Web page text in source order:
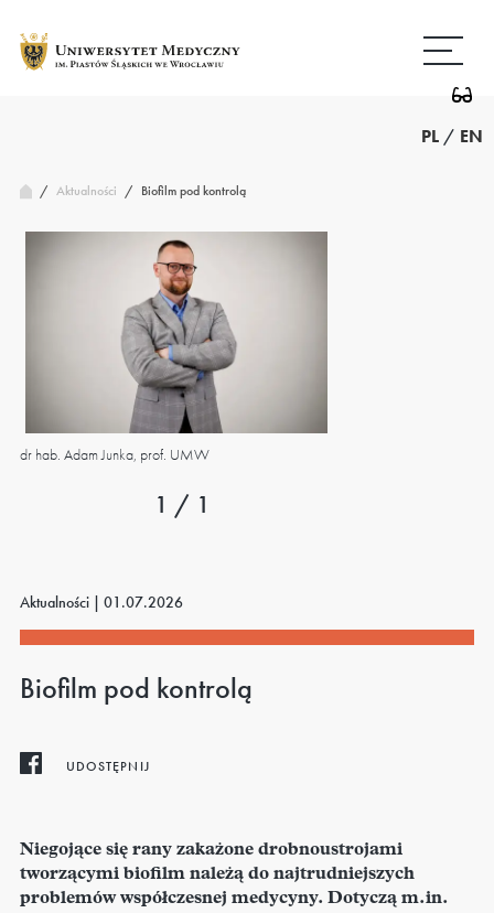
treści
strony
PL / EN
/ Aktualności / Biofilm pod kontrolą
dr hab. Adam Junka, prof. UMW
1 / 1
Aktualności | 01.07.2026
Biofilm pod kontrolą
UDOSTĘPNIJ
Niegojące się rany zakażone drobnoustrojami
tworzącymi biofilm należą do najtrudniejszych
problemów współczesnej medycyny. Dotyczą m.in.